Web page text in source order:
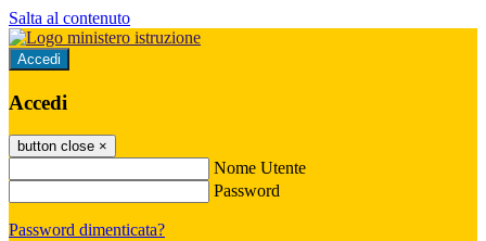
Salta al contenuto
Accedi
Accedi
button close ×
Nome Utente
Password
Password dimenticata?